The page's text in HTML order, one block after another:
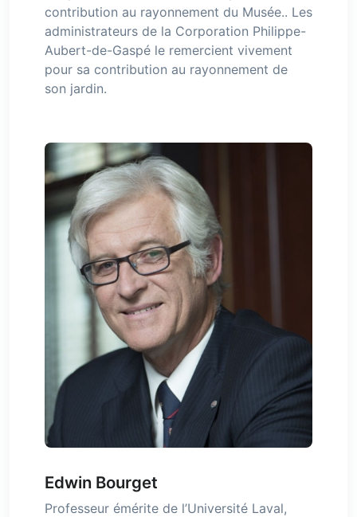
contribution au rayonnement du Musée.. Les
administrateurs de la Corporation Philippe-
Aubert-de-Gaspé le remercient vivement
pour sa contribution au rayonnement de
son jardin.
Edwin Bourget
Professeur émérite de l’Université Laval,